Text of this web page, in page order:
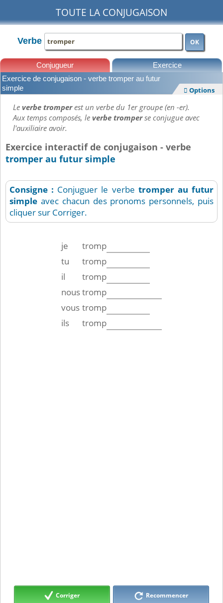
TOUTE LA CONJUGAISON
Verbe OK
Conjugueur Exercice
Exercice de conjugaison - verbe tromper au futur
simple
 Options
Leverbe tromperest un verbe du 1er groupe (en -er).
Aux temps composés, leverbe tromperse conjugue avec
l'auxiliaire avoir.
Exercice interactif de conjugaison - verbe
tromper au futur simple
Consigne : Conjuguer le verbe tromper au futur
simple avec chacun des pronoms personnels, puis
cliquer sur Corriger.
je
tromp
tu
tromp
il
tromp
noustromp
vous tromp
ils
tromp
Corriger Recommencer